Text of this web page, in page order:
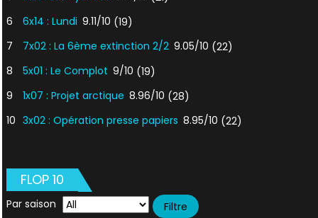
6
6x14 : Lundi 9.11/10 (19)
7
7x02 : La 6ème extinction 2/2 9.05/10 (22)
8
5x01 : Le Complot 9/10 (19)
9
1x07 : Projet arctique 8.96/10 (28)
10 3x02 : Opération presse papiers 8.95/10 (22)
FLOP 10
Par saison